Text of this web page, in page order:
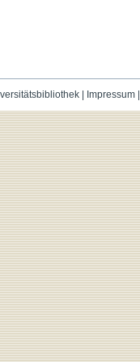
| Impressum|